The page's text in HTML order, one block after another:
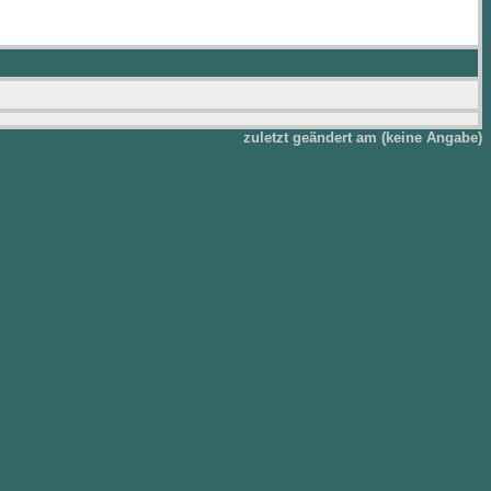
zuletzt geändert am (keine Angabe)